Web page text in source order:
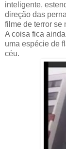
inteligente,
direção das
filme de terror se
A coisa fica
uma espécie de
céu.